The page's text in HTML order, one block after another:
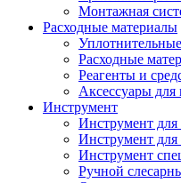
Монтажная
Расходные материалы
Расходные
Реагенты и
Аксессуары для
Инструмент
Инструмент
Инструмент для
Инструмент
Ручной